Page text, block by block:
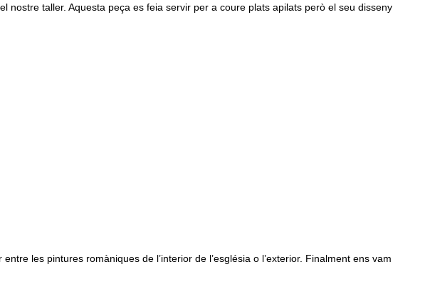
taller. Aquesta peça es feia servir per a coure plats apilats però el seu disseny
les pintures romàniques de l’interior de l’església o l’exterior. Finalment ens vam